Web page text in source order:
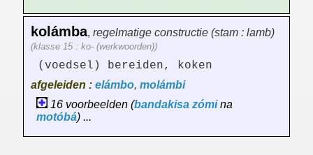
kolámba, regelmatige constructie (stam : lamb)
(klasse 15 : ko- (werkwoorden))
(voedsel) bereiden, koken
afgeleiden : elámbo, molámbi
16 voorbeelden (bandakisa zómina
motóbá) ...